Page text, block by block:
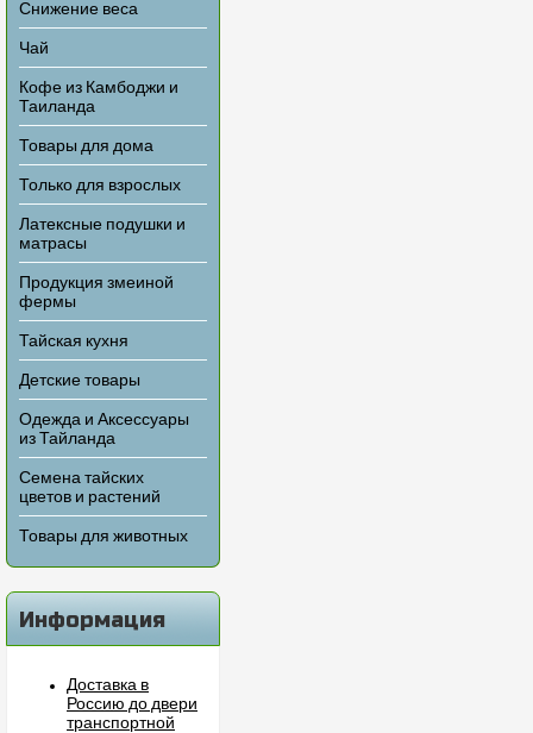
Снижение веса
Чай
Кофе из Камбоджи и
Таиланда
Товары для дома
Только для взрослых
Латексные подушки и
матрасы
Продукция змеиной
фермы
Тайская кухня
Детские товары
Одежда и Аксессуары
из Тайланда
Семена тайских
цветов и растений
Товары для животных
Информация
Доставка в
Россию до двери
транспортной